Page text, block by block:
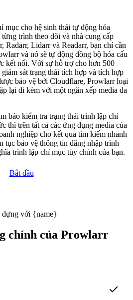
mục cho hệ sinh thái tự động hóa
trình theo dõi và nhà cung cấp
Radarr, Lidarr và Readarr, bạn chỉ cần
và nó sẽ tự động đồng bộ hóa cấu
kết nối. Với sự hỗ trợ cho hơn 500
sát trạng thái tích hợp và tích hợp
bảo vệ bởi Cloudflare, Prowlarr loại
lại đi kèm với một ngăn xếp media đa
bảo kiểm tra trạng thái trình lập chỉ
thì trên tất cả các ứng dụng media của
nghiệp cho kết quả tìm kiếm nhanh
tục bảo vệ thông tin đăng nhập trình
trình lập chỉ mục tùy chỉnh của bạn.
Bắt đầu
chính của Prowlarr